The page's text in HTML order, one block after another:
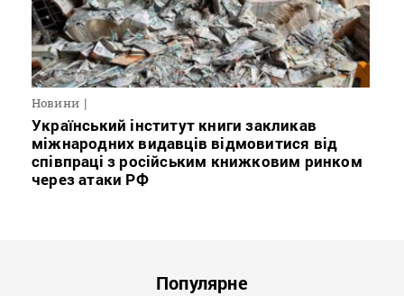
Новини
Український інститут книги закликав
міжнародних видавців відмовитися від
співпраці з російським книжковим ринком
через атаки РФ
Популярне